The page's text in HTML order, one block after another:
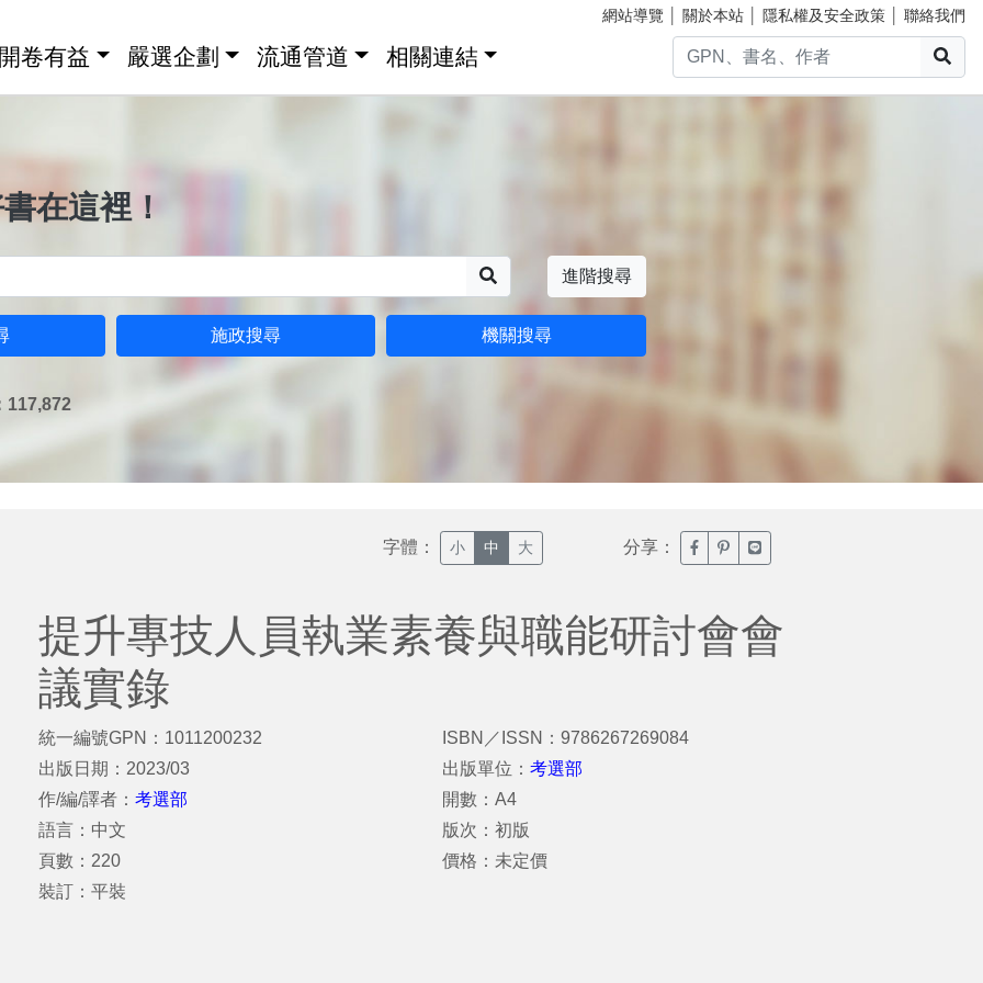
網站導覽 關於本站 隱私權及安全政策 聯絡我們
卷有益 嚴選企劃 流通管道 相關連結
在這裡！
進階搜尋
施政搜尋 機關搜尋
117,872
字體： 小 中 大 分享： 臉書分享(另開新視窗)
噗浪分享(另開新視窗)
Line分享(另開新視窗)
提升專技人員執業素養與職能研討會會
議實錄
統一編號GPN：1011200232
出版日期：2023/03
作/編/譯者： 考選部
語言：中文
頁數：220
裝訂：平裝
ISBN／ISSN：9786267269084
出版單位：考選部
開數：A4
版次：初版
價格：未定價